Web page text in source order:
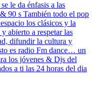
le da énfasis a las
90 s También todo el pop
los clásicos y la
abierto a respetar las
difundir la cultura y
es radio Fm dance… un
los jóvenes & Djs del
a ti las 24 horas del dia